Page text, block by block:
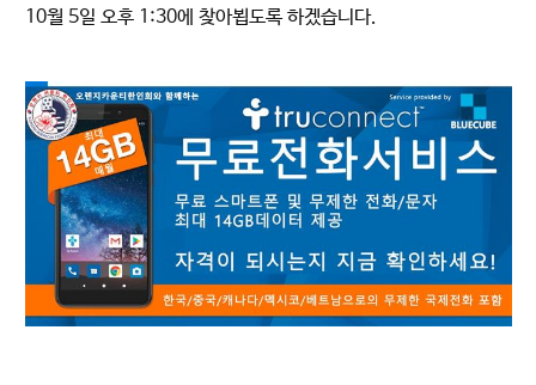
10월 5일 오후 1:30에 찾아뵙도록 하겠습니다.